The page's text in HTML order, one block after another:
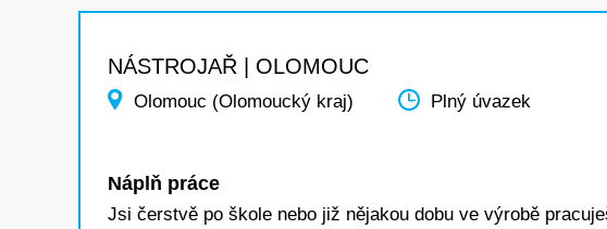
NÁSTROJAŘ | OLOMOUC
Olomouc (Olomoucký kraj) Plný úvazek
Náplň práce
Jsi čerstvě po škole nebo již nějakou dobu ve výrobě